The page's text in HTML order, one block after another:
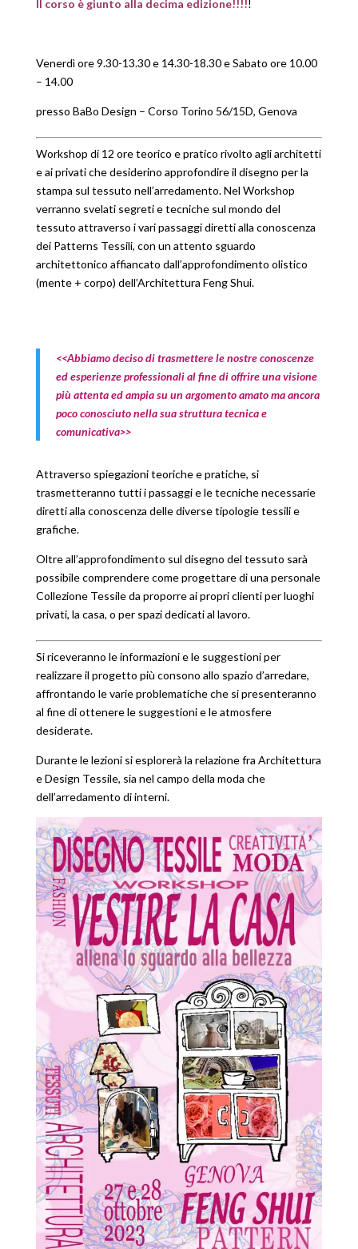
Il corso è giunto alla decima edizione!!!!!
Venerdì ore 9.30-13.30 e 14.30-18.30 e Sabato ore 10.00
– 14.00
presso BaBo Design – Corso Torino 56/15D, Genova
Workshop di 12 ore teorico e pratico rivolto agli architetti
e ai privati che desiderino approfondire il disegno per la
stampa sul tessuto nell’arredamento. Nel Workshop
verranno svelati segreti e tecniche sul mondo del
tessuto attraverso i vari passaggi diretti alla conoscenza
dei Patterns Tessili, con un attento sguardo
architettonico affiancato dall’approfondimento olistico
(mente + corpo) dell’Architettura Feng Shui.
<<Abbiamo deciso di trasmettere le nostre conoscenze
ed esperienze professionali al fine di offrire una visione
più attenta ed ampia su un argomento amato ma ancora
poco conosciuto nella sua struttura tecnica e
comunicativa>>
Attraverso spiegazioni teoriche e pratiche, si
trasmetteranno tutti i passaggi e le tecniche necessarie
diretti alla conoscenza delle diverse tipologie tessili e
grafiche.
Oltre all’approfondimento sul disegno del tessuto sarà
possibile comprendere come progettare di una personale
Collezione Tessile da proporre ai propri clienti per luoghi
privati, la casa, o per spazi dedicati al lavoro.
Si riceveranno le informazioni e le suggestioni per
realizzare il progetto più consono allo spazio d’arredare,
affrontando le varie problematiche che si presenteranno
al fine di ottenere le suggestioni e le atmosfere
desiderate.
Durante le lezioni si esplorerà la relazione fra Architettura
e Design Tessile, sia nel campo della moda che
dell’arredamento di interni.